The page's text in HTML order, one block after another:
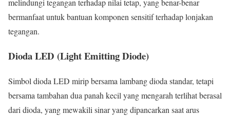
melindungi tegangan terhadap nilai tetap, yang benar-benar
bermanfaat untuk bantuan komponen sensitif terhadap lonjakan
tegangan.
Dioda LED (Light Emitting Diode)
Simbol dioda LED mirip bersama lambang dioda standar, tetapi
bersama tambahan dua panah kecil yang mengarah terlihat berasal
dari dioda, yang mewakili sinar yang dipancarkan saat arus